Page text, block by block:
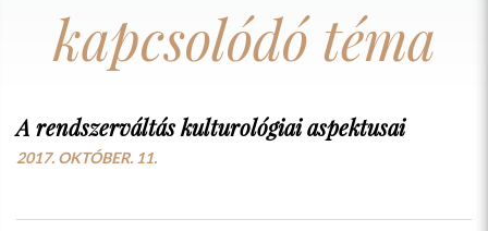
kapcsolódó téma
A rendszerváltás kulturológiai aspektusai
2017. OKTÓBER. 11.